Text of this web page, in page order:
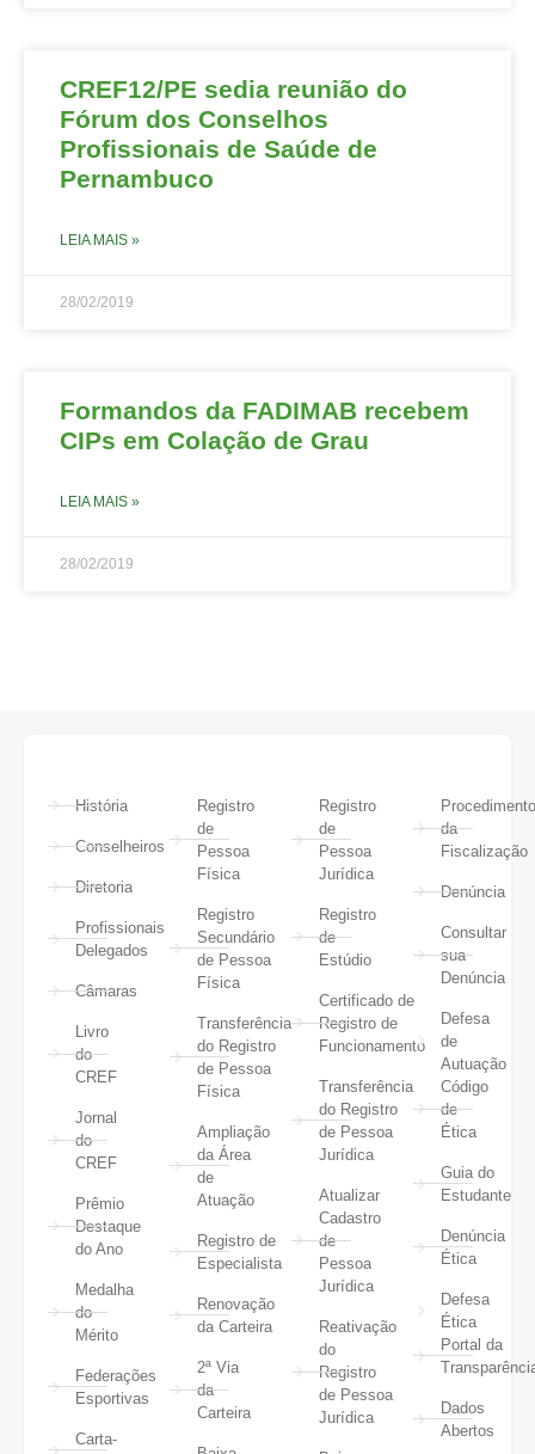
CREF12/PE sedia reunião do
Fórum dos Conselhos
Profissionais de Saúde de
Pernambuco
LEIA MAIS »
28/02/2019
Formandos da FADIMAB recebem
CIPs em Colação de Grau
LEIA MAIS »
28/02/2019
História
Conselheiros
Diretoria
Profissionais
Delegados
Câmaras
Livro
do
CREF
Jornal
do
CREF
Prêmio
Destaque
do Ano
Medalha
do
Mérito
Federações
Esportivas
Carta-
Registro
de
Pessoa
Física
Registro
Secundário
de Pessoa
Física
Transferência
do Registro
de Pessoa
Física
Ampliação
da Área
de
Atuação
Registro de
Especialista
Renovação
da Carteira
2ª Via
da
Carteira
Registro
de
Pessoa
Jurídica
Registro
de
Estúdio
Certificado de
Registro de
Funcionamento
Transferência
do Registro
de Pessoa
Jurídica
Atualizar
Cadastro
de
Pessoa
Jurídica
Reativação
do
Registro
de Pessoa
Jurídica
da
Fiscalização
Denúncia
Consultar
sua
Denúncia
Defesa
de
Autuação
Código
de
Ética
Guia do
Estudante
Denúncia
Ética
Defesa
Ética
Portal da
Dados
Abertos